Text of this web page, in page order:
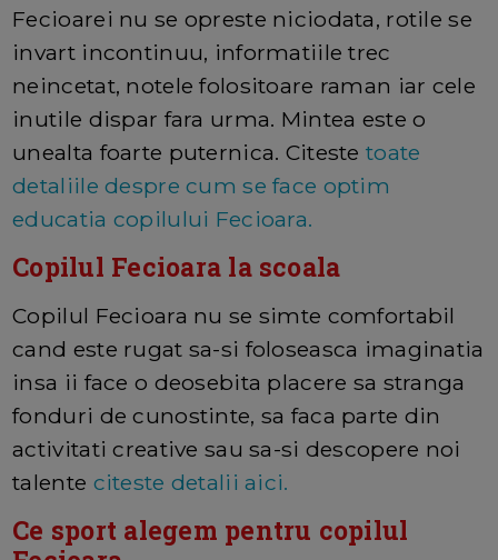
Fecioarei nu se opreste niciodata, rotile se
invart incontinuu, informatiile trec
neincetat, notele folositoare raman iar cele
inutile dispar fara urma. Mintea este o
unealta foarte puternica. Citeste toate
detaliile despre cum se face optim
educatia copilului Fecioara.
Copilul Fecioara la scoala
Copilul Fecioara nu se simte comfortabil
cand este rugat sa-si foloseasca imaginatia
insa ii face o deosebita placere sa stranga
fonduri de cunostinte, sa faca parte din
activitati creative sau sa-si descopere noi
talente citeste detalii aici.
Ce sport alegem pentru copilul